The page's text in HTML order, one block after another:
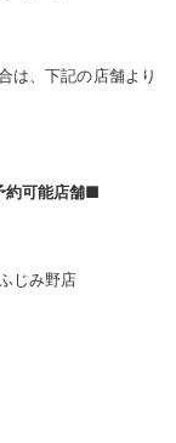
は、下記の店舗より
約可能店舗■
じみ野店